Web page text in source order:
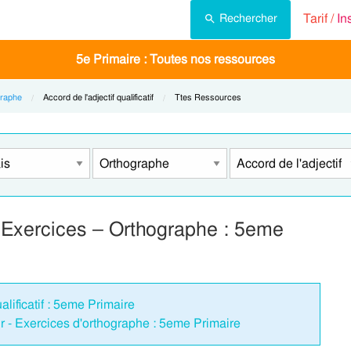
Rechercher Tarif /
5e Primaire : Toutes nos ressources
Current:
Accord de l'adjectif qualificatif Current:
Ttes Ressources
– Orthographe : 5eme
: 5eme Primaire
- Exercices d'orthographe : 5eme Primaire